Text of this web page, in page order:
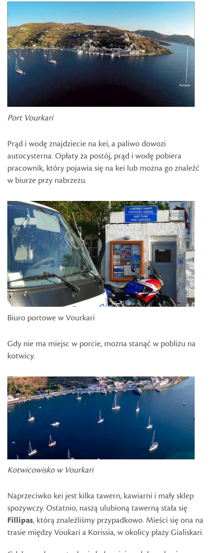
Port Vourkari
Prąd i wodę znajdziecie na kei, a paliwo dowozi
autocysterna. Opłaty za postój, prąd i wodę pobiera
pracownik, który pojawia się na kei lub można go znaleźć
w biurze przy nabrzeżu.
Biuro portowe w Vourkari
Gdy nie ma miejsc w porcie, można stanąć w pobliżu na
kotwicy.
Kotwicowisko w Vourkari
Naprzeciwko kei jest kilka tawern, kawiarni i mały sklep
spożywczy. Ostatnio, naszą ulubioną tawerną stała się
Fillipas, którą znaleźliśmy przypadkowo. Mieści się ona na
trasie między Voukari a Korissia, w okolicy plaży Gialiskari.